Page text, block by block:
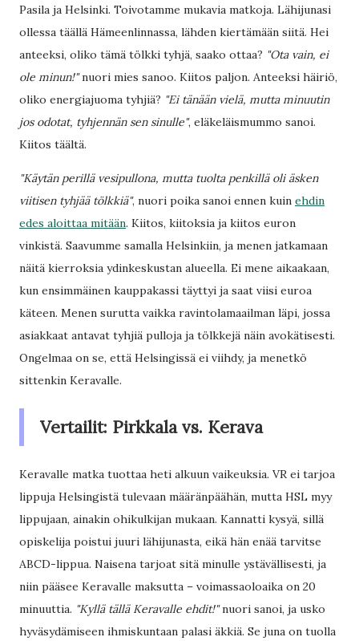
Pasila ja Helsinki. Toivotamme mukavia matkoja. Lähijunasi
ollessa täällä Hämeenlinnassa, lähden kiertämään siitä. Hei
anteeksi, oliko tämä tölkki tyhjä, saako ottaa? "Ota vain, ei
ole minun!"nuori mies sanoo. Kiitos paljon. Anteeksi häiriö,
oliko energiajuoma tyhjiä? "Ei tänään vielä, mutta minuutin
jos odotat, tyhjennän sen sinulle", eläkeläismummo sanoi.
Kiitos täältä.
"Käytän perillä vesipullona, mutta tuolta penkillä oli äsken
viitisen tyhjää tölkkiä", nuori poika sanoi ennen kuin ehdin
edes aloittaa mitään. Kiitos, kiitoksia ja kiitos euron
vinkistä. Saavumme samalla Helsinkiin, ja menen jatkamaan
näitä kierroksia ydinkeskustan alueella. Ei mene aikaakaan,
kun ensimmäinen kauppakassi täyttyi ja saat viisi euroa
käteen. Menen surutta vaikka ravintolamaailman läpi, jossa
asiakkaat antavat tyhjiä pulloja ja tölkkejä näin avokätisesti.
Ongelmaa on se, että Helsingissä ei viihdy, ja menetkö
sittenkin Keravalle.
Vertailit: Pirkkala vs. Kerava
Keravalle matka tuottaa heti alkuun vaikeuksia. VR ei tarjoa
lippuja Helsingistä tulevaan määränpäähän, mutta HSL myy
lippujaan, ainakin ohikulkijan mukaan. Kannatti kysyä, sillä
opiskelija poistui juuri lähijunasta, eikä hän enää tarvitse
ABCD-lippua. Naisena tarjoat sitä minulle ystävällisesti, ja
niin pääsee Keravalle maksutta – voimassaoloaika on 20
minuuttia. "Kyllä tällä Keravalle ehdit!"nuori sanoi, ja usko
hyväsydämiseen ihmiskuntaan palasi äkkiä. Se juna on tuolla